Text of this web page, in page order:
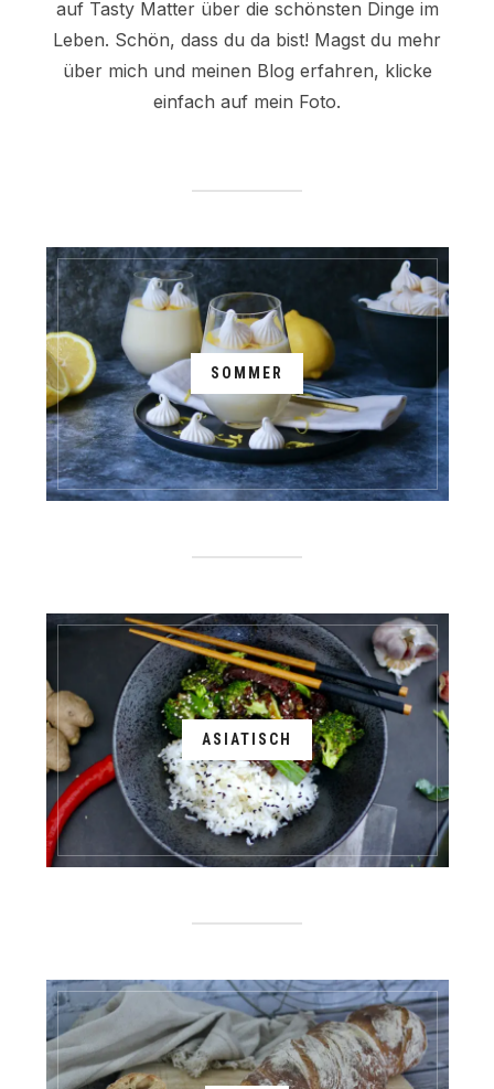
auf Tasty Matter über die schönsten Dinge im
Leben. Schön, dass du da bist! Magst du mehr
über mich und meinen Blog erfahren, klicke
einfach auf mein Foto.
SOMMER
ASIATISCH